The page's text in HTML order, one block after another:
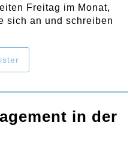
Freitag im Monat,
sich an und schreiben
in der